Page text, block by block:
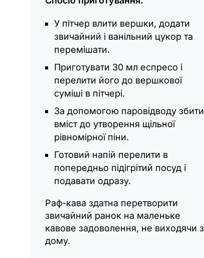
У пітчер влити вершки, додати
звичайний і ванільний цукор та
перемішати.
Приготувати 30 мл еспресо і
перелити його до вершкової
суміші в пітчері.
За допомогою паровідводу збити
вміст до утворення щільної
рівномірної піни.
Готовий напій перелити в
попередньо підігрітий посуд і
подавати одразу.
Раф-кава здатна перетворити
звичайний ранок на маленьке
кавове задоволення, не виходячи з
дому.